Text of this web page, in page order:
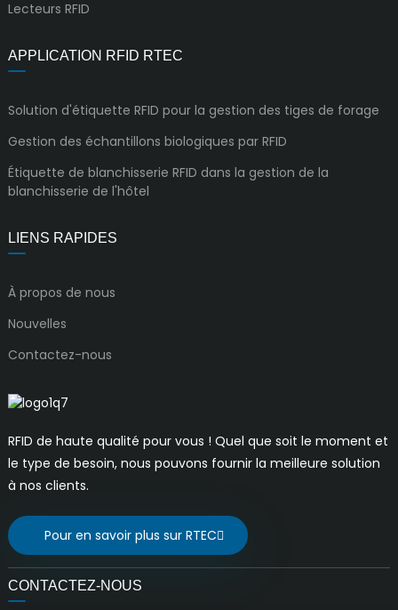
Lecteurs RFID
APPLICATION RFID RTEC
Solution d'étiquette RFID pour la gestion des tiges de forage
Gestion des échantillons biologiques par RFID
Étiquette de blanchisserie RFID dans la gestion de la
blanchisserie de l'hôtel
LIENS RAPIDES
À propos de nous
Nouvelles
Contactez-nous
RFID de haute qualité pour vous ! Quel que soit le moment et
le type de besoin, nous pouvons fournir la meilleure solution
à nos clients.
Pour en savoir plus sur RTEC
CONTACTEZ-NOUS